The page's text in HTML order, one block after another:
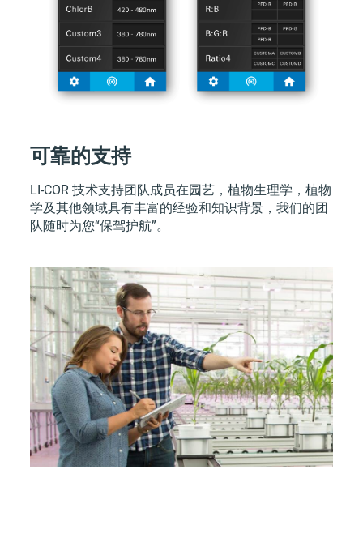
可靠的支持
LI-COR 技术支持团队成员在园艺，植物生理学，植物
学及其他领域具有丰富的经验和知识背景，我们的团
队随时为您“保驾护航”。